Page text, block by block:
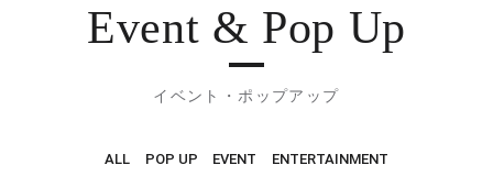
Event & Pop Up
イベント・ポップアップ
ALL POP UP EVENT ENTERTAINMENT